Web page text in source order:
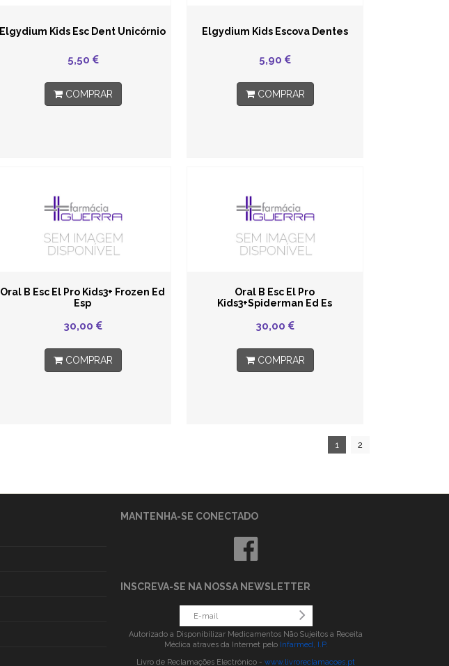
Elgydium Kids Esc Dent Unicórnio
5,50
COMPRAR
Elgydium Kids Escova Dentes
5,90
COMPRAR
Oral B Esc El Pro Kids3+ Frozen Ed
Esp
30,00
COMPRAR
Oral B Esc El Pro
Kids3+Spiderman Ed Es
30,00
COMPRAR
1 2
MANTENHA-SE CONECTADO
INSCREVA-SE NA NOSSA NEWSLETTER
Autorizado a Disponibilizar Medicamentos Não Sujeitos a Receita
Médica atraves da Internet pelo Infarmed, I.P.
Livro de Reclamações Electrónico - www.livroreclamacoes.pt